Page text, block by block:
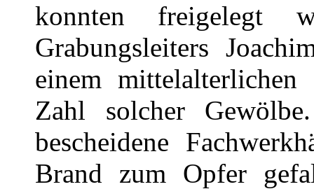
konnten freigelegt
Grabungsleiters
einem mittelalterlichen
Zahl solcher
bescheidene
Brand zum Opfer